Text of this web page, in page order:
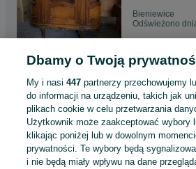
Bieniewice
Odświeżono
Zestaw mebli
ludwikowska
rozkładany
5 600 zł
Bieniewice
04 sierpnia 2026
Dbamy o Twoją
My i nasi447 partnerzy przechowujemy
do informacji na urządzeniu, takich jak
plikach cookie w celu przetwarzania
Użytkownik może zaakceptować wybory
klikając poniżej lub w dowolnym
prywatności. Te wybory będą
i nie będą miały wpływu na dane